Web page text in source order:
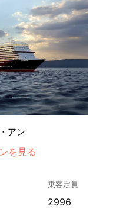
アン
を見る
乗客定員
2996